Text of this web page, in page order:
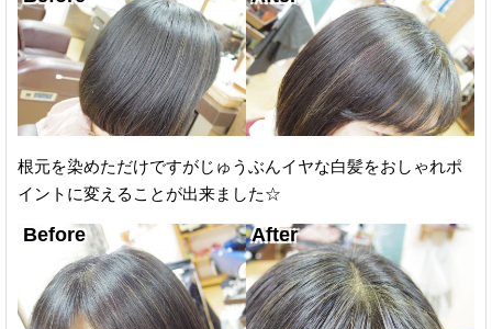
根元を染めただけですがじゅうぶんイヤな白髪をおしゃれポ
イントに変えることが出来ました☆